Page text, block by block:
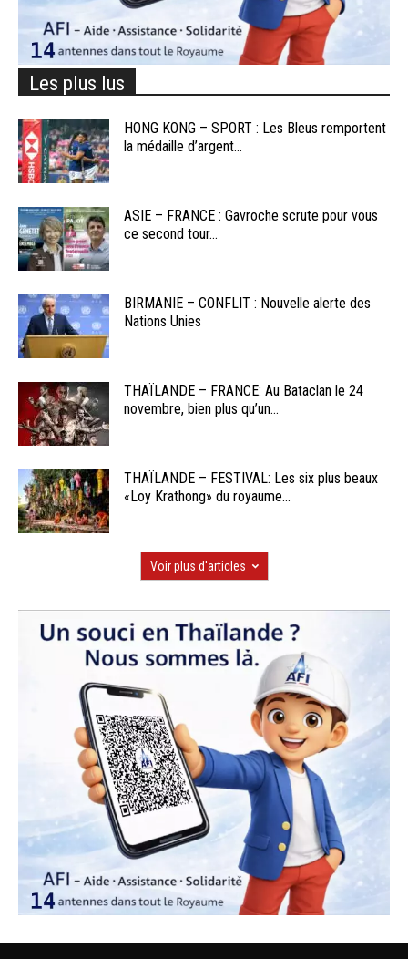
Les plus lus
HONG KONG – SPORT : Les Bleus remportent
la médaille d’argent...
ASIE – FRANCE : Gavroche scrute pour vous
ce second tour...
BIRMANIE – CONFLIT : Nouvelle alerte des
Nations Unies
THAÏLANDE – FRANCE: Au Bataclan le 24
novembre, bien plus qu’un...
THAÏLANDE – FESTIVAL: Les six plus beaux
«Loy Krathong» du royaume...
Voir plus d'articles